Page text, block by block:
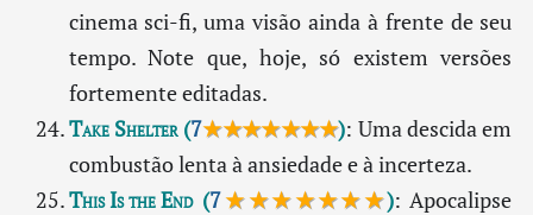
cinema sci-fi, uma visão ainda à frente de seu
tempo. Note que, hoje, só existem versões
fortemente editadas.
Take Shelter(7★★★★★★★): Uma descida em
combustão lenta à ansiedade e à incerteza.
This Is the End(7★★★★★★★): Apocalipse